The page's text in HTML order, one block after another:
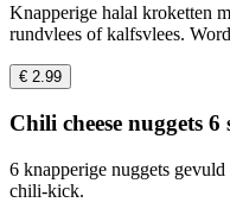
Knapperige halal kroketten
rundvlees of kalfsvlees.
€ 2.99
Chili cheese nuggets 6
6 knapperige nuggets
chili-kick.